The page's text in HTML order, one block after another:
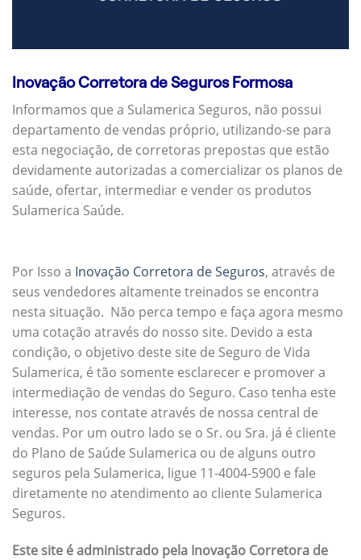
Inovação Corretora de Seguros Formosa
Informamos que a Sulamerica Seguros, não possui
departamento de vendas próprio, utilizando-se para
esta negociação, de corretoras prepostas que estão
devidamente autorizadas a comercializar os planos de
saúde, ofertar, intermediar e vender os produtos
Sulamerica Saúde.
Por Isso a Inovação Corretora de Seguros, através de
seus vendedores altamente treinados se encontra
nesta situação. Não perca tempo e faça agora mesmo
uma cotação através do nosso site. Devido a esta
condição, o objetivo deste site de Seguro de Vida
Sulamerica, é tão somente esclarecer e promover a
intermediação de vendas do Seguro. Caso tenha este
interesse, nos contate através de nossa central de
vendas. Por um outro lado se o Sr. ou Sra. já é cliente
do Plano de Saúde Sulamerica ou de alguns outro
seguros pela Sulamerica, ligue 11-4004-5900 e fale
diretamente no atendimento ao cliente Sulamerica
Seguros.
Este site é administrado pela Inovação Corretora de